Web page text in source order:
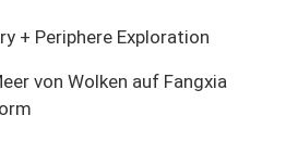
+ Periphere Exploration
von Wolken auf Fangxia